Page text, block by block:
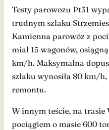
Testy parowozu Pt31
trudnym szlaku
Kamienna parowóz z
miał 15 wagonów,
km/h. Maksymalna
szlaku wynosiła 80 km/h,
remontu.
W innym teście, na trasie
pociągiem o masie 600